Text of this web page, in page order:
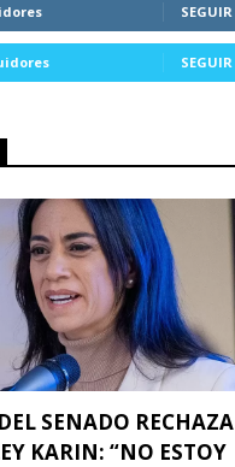
SEGUIR
SEGUIR
SENADO RECHAZA
KARIN: “NO ESTOY